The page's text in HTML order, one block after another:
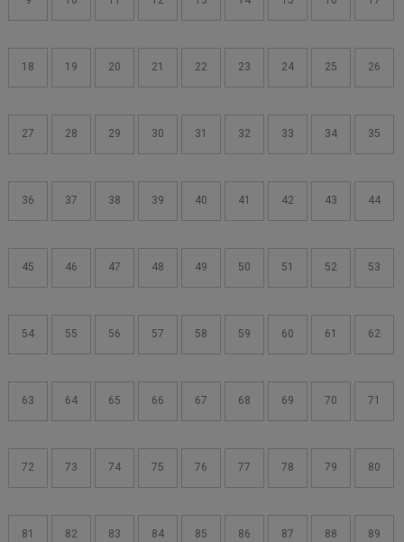
18 19 20 21 22 23 24 25 26
27 28 29 30 31 32 33 34 35
36 37 38 39 40 41 42 43 44
45 46 47 48 49 50 51 52 53
54 55 56 57 58 59 60 61 62
63 64 65 66 67 68 69 70 71
72 73 74 75 76 77 78 79 80
81 82 83 84 85 86 87 88 89